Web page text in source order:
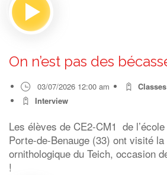
On n’est pas des
03/07/2026 12:00 am
Interview
Les élèves de CE2-CM1 de
Porte-de-Benauge (33) ont visité
ornithologique du Teich, occasion
!